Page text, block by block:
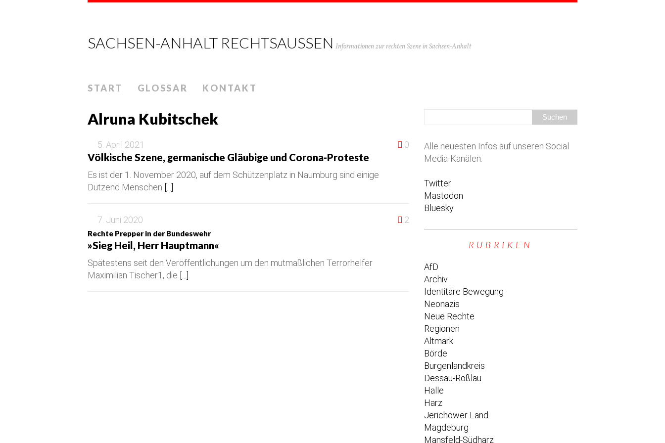
SACHSEN-ANHALT RECHTSAUSSEN Informationen zur rechten Szene in Sachsen-Anhalt
START GLOSSAR KONTAKT
Alruna Kubitschek
5. April 2021 0
Völkische Szene, germanische Gläubige und Corona-Proteste
Es ist der 1. November 2020, auf dem Schützenplatz in Naumburg sind einige
Dutzend Menschen
7. Juni 2020 2
Rechte Prepper in der Bundeswehr
»Sieg Heil, Herr Hauptmann«
Spätestens seit den Veröffentlichungen um den mutmaßlichen Terrorhelfer
Maximilian Tischer1, die
Alle neuesten Infos auf unseren Social
Media-Kanälen:
Twitter
Mastodon
Bluesky
RUBRIKEN
AfD
Archiv
Identitäre Bewegung
Neonazis
Neue Rechte
Regionen
Altmark
Börde
Burgenlandkreis
Dessau-Roßlau
Halle
Harz
Jerichower Land
Magdeburg
Mansfeld-Südharz